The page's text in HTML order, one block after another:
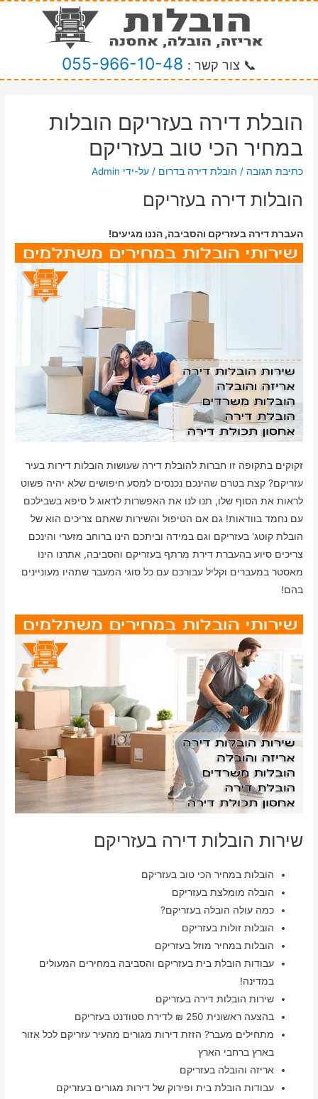
📞 צור קשר : 055-966-10-48
הובלת דירה בעזריקם הובלות
במחיר הכי טוב בעזריקם
כתיבת תגובה / הובלת דירה בדרום / על-ידי Admin
הובלות דירה בעזריקם
העברת דירה בעזריקם והסביבה, הננו מגיעים!
זקוקים בתקופה זו חברות להובלת דירה שעושות הובלות דירות בעיר
עזריקם? קצת בטרם שהינכם נכנסים למסע חיפושים שלא יהיה פשוט
לראות את הסוף שלו, תנו לנו את האפשרות לדאוג ל סיפא בשבילכם
עם נחמד בוודאות! גם אם הטיפול והשירות שאתם צריכים הוא של
הובלת קוטג' בעזריקם וגם במידה וביתכם הינו ברוחב מזערי והינכם
צריכים סיוע בהעברת דירת מרתף בעזריקם והסביבה, אתרנו הינו
מאסטר במעברים וקליל עבורכם עם כל סוגי המעבר שתהיו מעוניינים
בהם!
שירות הובלות דירה בעזריקם
הובלות במחיר הכי טוב בעזריקם
הובלה מומלצת בעזריקם
כמה עולה הובלה בעזריקם?
הובלות זולות בעזריקם
הובלות במחיר מוזל בעזריקם
עבודות הובלת בית בעזריקם והסביבה במחירים המעולים
במדינה!
שירות הובלות דירה בעזריקם
בהצעה ראשונית 250 ₪ לדירת סטודנט בעזריקם
מתחילים מעבר? הזזת דירות מגורים מהעיר עזריקם לכל אזור
בארץ ברחבי הארץ
אריזה והובלה בעזריקם
עבודות הובלת בית ופירוק של דירות מגורים בעזריקם